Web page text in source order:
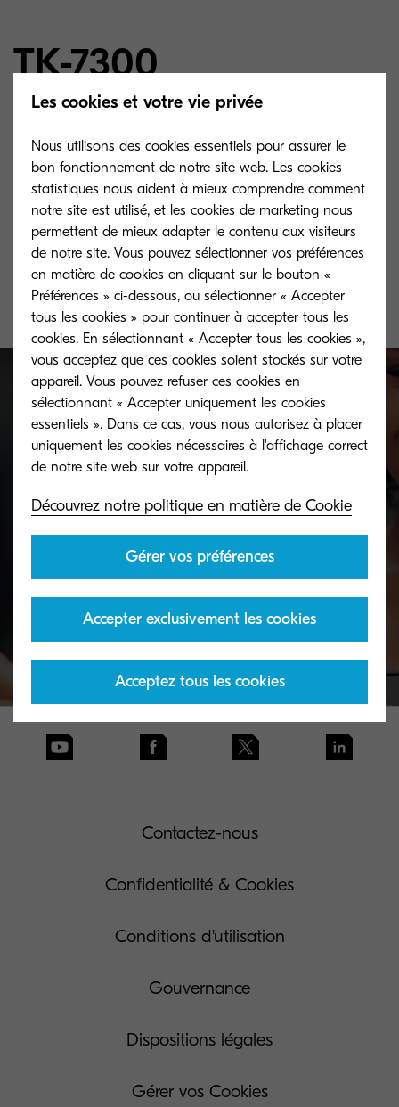
TK-7300
Toner noir, capacité de 15.000 impressions A4,
selon la norme ISO/IEC 19752. Le toner de
démarrage, qui est livré en standard avec
l’appareil, a une capacité de 7.500 impressions
A4.
Toner take-back service
KYOCERA's toner recycling programme allows
organisations to return toners in a variety of ways.
Discover more
Contactez-nous
Confidentialité & Cookies
Conditions d'utilisation
Gouvernance
Dispositions légales
Gérer vos Cookies
Les cookies et votre vie privée
Nous utilisons des cookies essentiels pour assurer le
bon fonctionnement de notre site web. Les cookies
statistiques nous aident à mieux comprendre comment
notre site est utilisé, et les cookies de marketing nous
permettent de mieux adapter le contenu aux visiteurs
de notre site. Vous pouvez sélectionner vos préférences
en matière de cookies en cliquant sur le bouton «
Préférences » ci-dessous, ou sélectionner « Accepter
tous les cookies » pour continuer à accepter tous les
cookies. En sélectionnant « Accepter tous les cookies »,
vous acceptez que ces cookies soient stockés sur votre
appareil. Vous pouvez refuser ces cookies en
sélectionnant « Accepter uniquement les cookies
essentiels ». Dans ce cas, vous nous autorisez à placer
uniquement les cookies nécessaires à l'affichage correct
Découvrez notre politique en matière de Cookie
Gérer vos préférences
Accepter exclusivement les cookies
essentiels
Acceptez tous les cookies